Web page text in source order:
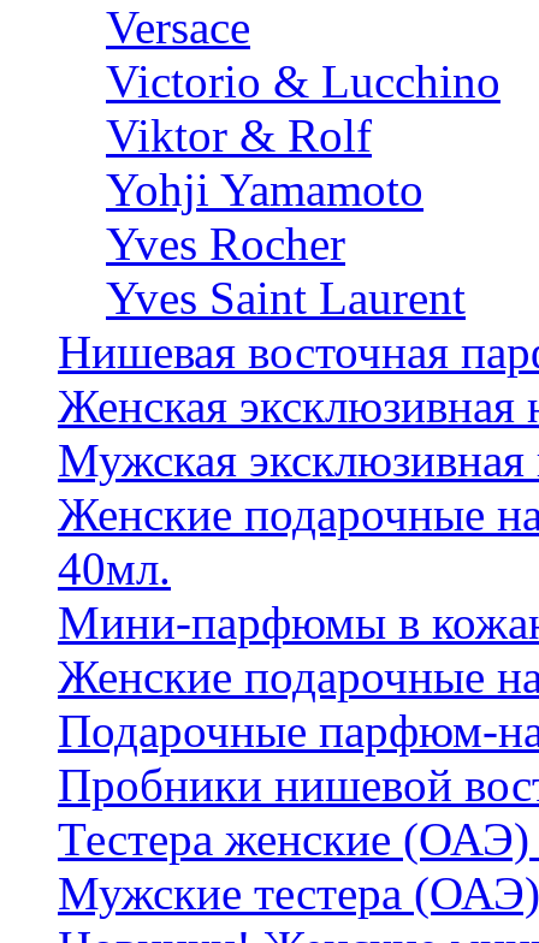
Versace
Victorio & Lucchino
Viktor & Rolf
Yohji Yamamoto
Yves Rocher
Yves Saint Laurent
Нишевая восточная
Женская
Мужская
Женские подарочные
40мл.
Мини-парфюмы в
Женские подарочные
Подарочные парфюм-
Пробники нишевой
Тестера женские (ОАЭ)
Мужские тестера (ОАЭ)